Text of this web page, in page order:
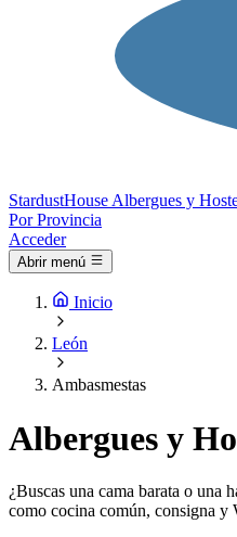
StardustHouse Albergues y
Por Provincia
Acceder
Abrir menú
Inicio
León
Ambasmestas
Albergues y
¿Buscas una cama barata o
como cocina común, consigna y